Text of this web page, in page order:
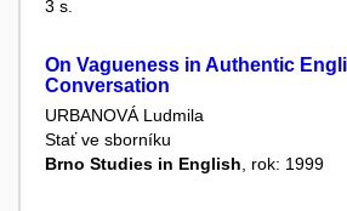
3 s.
On Vagueness in Authentic
Conversation
URBANOVÁ Ludmila
Stať ve sborníku
Brno Studies in English , rok: 1999